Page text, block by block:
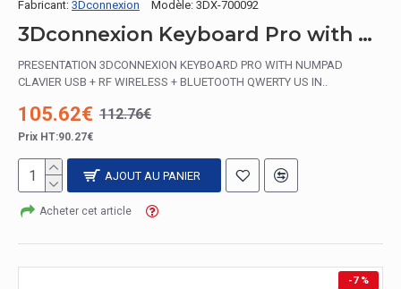
Fabricant: 3Dconnexion Modèle: 3DX-700092
3Dconnexion Keyboard Pro with Numpad clavier USB + RF Wireless + Bluetooth QWERTY US International Noir
PRESENTATION 3DCONNEXION KEYBOARD PRO WITH NUMPAD
CLAVIER USB + RF WIRELESS + BLUETOOTH QWERTY US IN..
105.62€ 112.76€
Prix HT:90.27€
AJOUT AU PANIER
Acheter cet article
-7 %